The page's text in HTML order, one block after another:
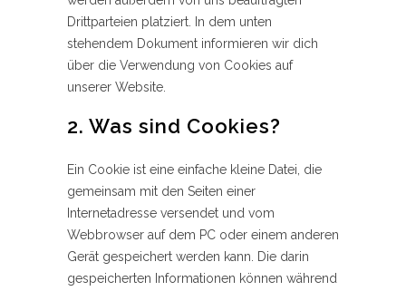
Drittparteien platziert. In dem unten
stehendem Dokument informieren wir dich
über die Verwendung von Cookies auf
unserer Website.
2. Was sind Cookies?
Ein Cookie ist eine einfache kleine Datei, die
gemeinsam mit den Seiten einer
Internetadresse versendet und vom
Webbrowser auf dem PC oder einem anderen
Gerät gespeichert werden kann. Die darin
gespeicherten Informationen können während